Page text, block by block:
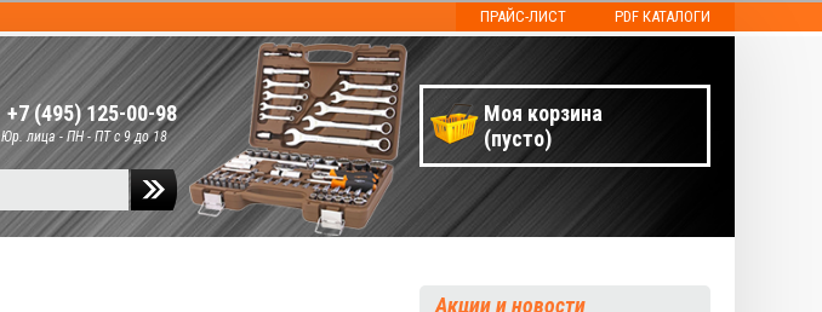
ПРАЙС-ЛИСТ PDF КАТАЛОГИ
+7 (495) 125-00-98
Юр. лица - ПН - ПТ с 9 до 18
Моя корзина
(пусто)
Акции и новости